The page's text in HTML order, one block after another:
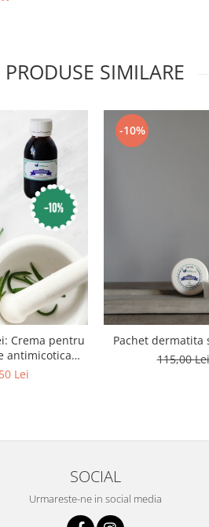
PRODUSE SIMILARE
Crema pentru
antimicotica
Lei
-10%
Pachet dermatita
115,00
SOCIAL
Urmareste-ne in social media